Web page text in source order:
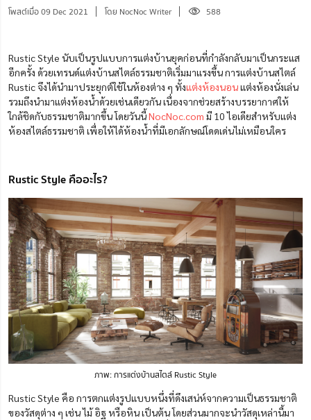
โพสต์เมื่อ 09 Dec 2021 โดย NocNoc Writer 588
Rustic Style นับเป็นรูปแบบการแต่งบ้านยุคก่อนที่กำลังกลับมาเป็นกระแส
อีกครั้ง ด้วยเทรนด์แต่งบ้านสไตล์ธรรมชาติเริ่มมาแรงขึ้น การแต่งบ้านสไตล์
Rustic จึงได้นำมาประยุกต์ใช้ในห้องต่าง ๆ ทั้งแต่งห้องนอนแต่งห้องนั่งเล่น
รวมถึงนำมาแต่งห้องน้ำด้วยเช่นเดียวกัน เนื่องจากช่วยสร้างบรรยากาศให้
ใกล้ชิดกับธรรมชาติมากขึ้น โดยวันนี้NocNoc.com มี 10 ไอเดียสำหรับแต่ง
ห้องสไตล์ธรรมชาติ เพื่อให้ได้ห้องน้ำที่มีเอกลักษณ์โดดเด่นไม่เหมือนใคร
Rustic Style คืออะไร?
ภาพ: การแต่งบ้านสไตล์ Rustic Style
Rustic Style คือ การตกแต่งรูปแบบหนึ่งที่ดึงเสน่ห์จากความเป็นธรรมชาติ
ของวัสดุต่าง ๆ เช่น ไม้ อิฐ หรือหิน เป็นต้น โดยส่วนมากจะนำวัสดุเหล่านี้มา